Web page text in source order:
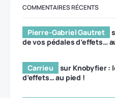
COMMENTAIRES RÉCENTS
Pierre-Gabriel Gautret
de vos pédales d’effets…
Carrieu sur Knobyfier :
d’effets… au pied !